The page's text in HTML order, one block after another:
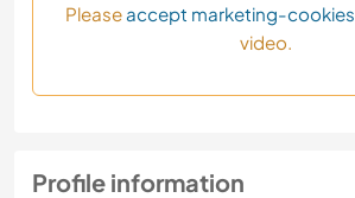
Pleaseaccept marketing-cookies
video.
Profile information